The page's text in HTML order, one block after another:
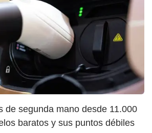
de segunda mano desde 11.000
baratos y sus puntos débiles